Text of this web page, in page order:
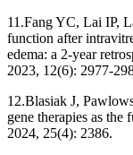
11.Fang YC, Lai IP,
function after
edema: a 2-year
2023, 12(6): 2977-
12.Blasiak J,
gene therapies as
2024, 25(4): 2386.